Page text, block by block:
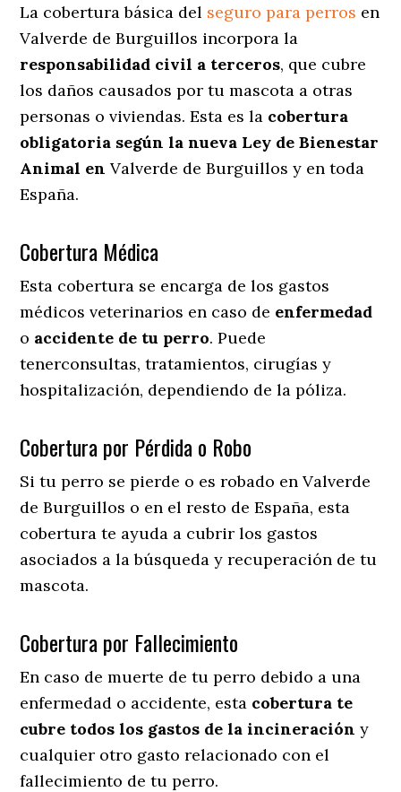
La cobertura básica del seguro para perros en
Valverde de Burguillos incorpora la
responsabilidad civil a terceros, que cubre
los daños causados por tu mascota a otras
personas o viviendas. Esta es la cobertura
obligatoria según la nueva Ley de Bienestar
Animal enValverde de Burguillos y en toda
España.
Cobertura Médica
Esta cobertura se encarga de los gastos
médicos veterinarios en caso de enfermedad
o accidente de tu perro. Puede
tenerconsultas, tratamientos, cirugías y
hospitalización, dependiendo de la póliza.
Cobertura por Pérdida o Robo
Si tu perro se pierde o es robado en Valverde
de Burguillos o en el resto de España, esta
cobertura te ayuda a cubrir los gastos
asociados a la búsqueda y recuperación de tu
mascota.
Cobertura por Fallecimiento
En caso de muerte de tu perro debido a una
enfermedad o accidente, esta cobertura te
cubre todos los gastos de la incineración y
cualquier otro gasto relacionado con el
fallecimiento de tu perro.